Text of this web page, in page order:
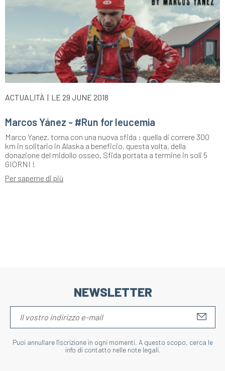
LE 29 JUNE 2018
ACTUALITÀ
Marcos Yánez - #Run for leucemia
Marco Yanez, torna con una nuova sfida : quella di correre 300
km in solitario in Alaska a beneficio, questa volta, della
donazione del midollo osseo. Sfida portata a termine in soli 5
GIORNI !
Per saperne di più
NEWSLETTER
Puoi annullare l'iscrizione in ogni momenti. A questo scopo, cerca le
info di contatto nelle note legali.